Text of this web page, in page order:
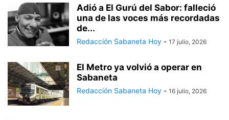
Adió a El Gurú del Sabor: falleció
una de las voces más recordadas
de...
Redacción Sabaneta Hoy - 17 julio, 2026
El Metro ya volvió a operar en
Sabaneta
Redacción Sabaneta Hoy - 16 julio, 2026